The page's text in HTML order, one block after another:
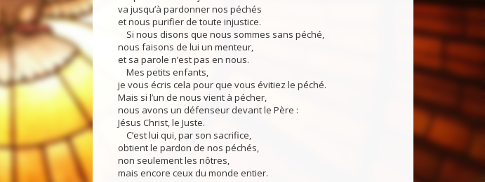
va jusqu’à pardonner nos péchés
et nous purifier de toute injustice.
Si nous disons que nous sommes sans péché,
nous faisons de lui un menteur,
et sa parole n’est pas en nous.
Mes petits enfants,
je vous écris cela pour que vous évitiez le péché.
Mais si l’un de nous vient à pécher,
nous avons un défenseur devant le Père :
Jésus Christ, le Juste.
C’est lui qui, par son sacrifice,
obtient le pardon de nos péchés,
non seulement les nôtres,
mais encore ceux du monde entier.